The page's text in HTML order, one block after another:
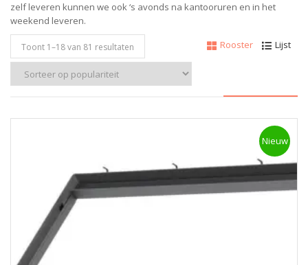
zelf leveren kunnen we ook ‘s avonds na kantooruren en in het
weekend leveren.
Rooster
Lijst
Toont 1–18van 81 resultaten
Nieuw